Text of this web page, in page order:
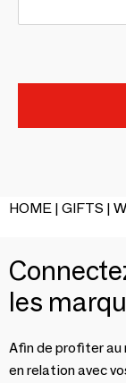
HOME | GIFTS |
les
Afin de profiter au
en relation avec